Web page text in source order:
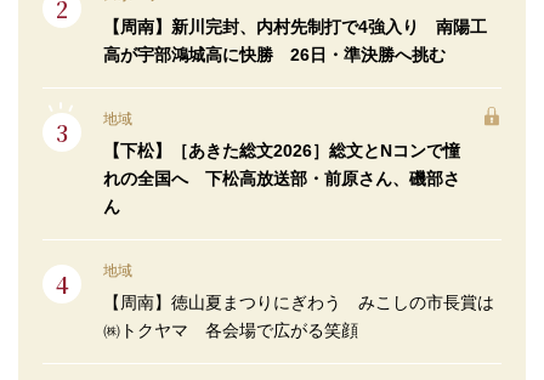
【周南】新川完封、内村先制打で4強入り 南陽工
高が宇部鴻城高に快勝 26日・準決勝へ挑む
地域
【下松】［あきた総文2026］総文とNコンで憧
れの全国へ 下松高放送部・前原さん、磯部さ
ん
地域
【周南】徳山夏まつりにぎわう みこしの市長賞は
㈱トクヤマ 各会場で広がる笑顔